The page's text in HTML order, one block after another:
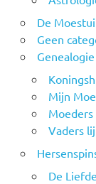
De
Geen
Genealogie
Mijn
Moeders
Vaders
De Liefde